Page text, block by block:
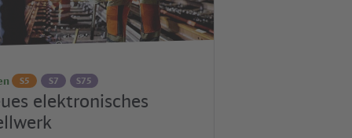
S5 S7 S75
elektronisches